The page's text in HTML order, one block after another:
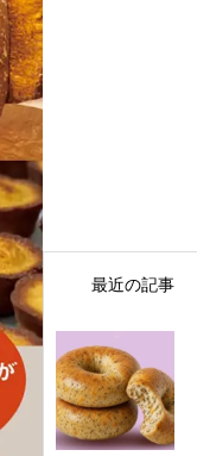
最近の記事